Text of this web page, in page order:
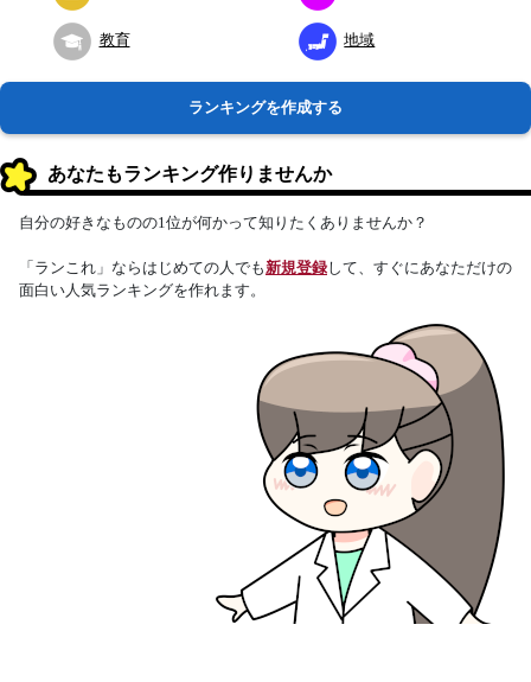
教育 地域
ランキングを作成する
あなたもランキング作りませんか
自分の好きなものの1位が何かって知りたくありませんか？
「ランこれ」ならはじめての人でも新規登録して、すぐにあなただけの
面白い人気ランキングを作れます。